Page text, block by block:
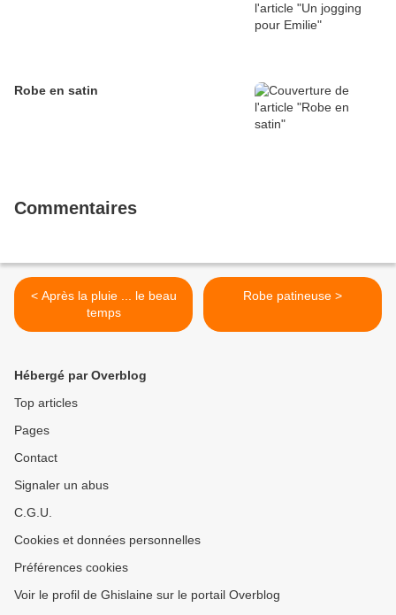
Robe en satin
Commentaires
< Après la pluie ... le beau
temps
Robe patineuse >
Hébergé par Overblog
Top articles
Pages
Contact
Signaler un abus
C.G.U.
Cookies et données personnelles
Préférences cookies
Voir le profil de Ghislaine sur le portail Overblog